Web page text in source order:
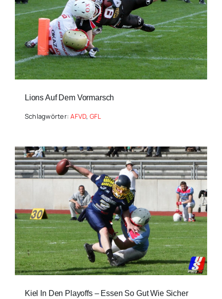
Lions Auf Dem Vormarsch
Schlagwörter:AFVD, GFL
Kiel In Den Playoffs – Essen So Gut Wie Sicher